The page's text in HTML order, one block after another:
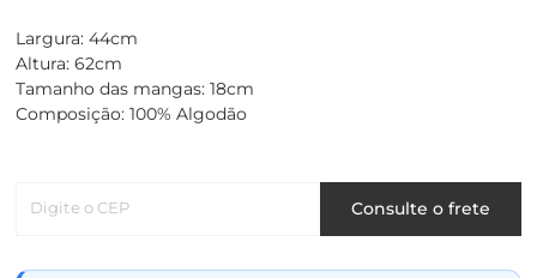
Largura: 44cm
Altura: 62cm
Tamanho das mangas: 18cm
Composição: 100% Algodão
Digite o CEP Consulte o frete